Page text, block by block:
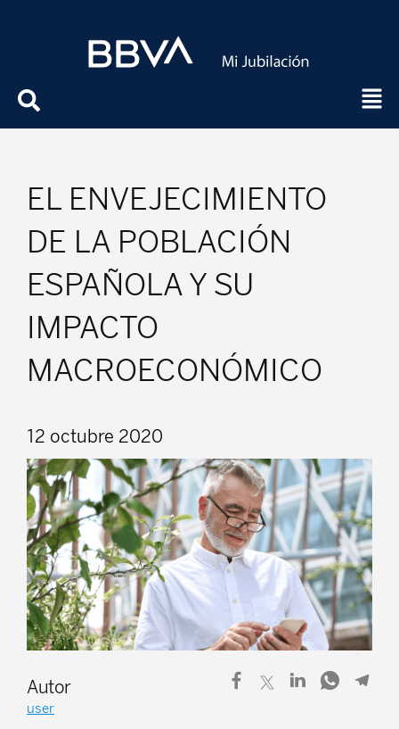
EL ENVEJECIMIENTO
DE LA POBLACIÓN
ESPAÑOLA Y SU
IMPACTO
MACROECONÓMICO
12 octubre 2020
Autor
user